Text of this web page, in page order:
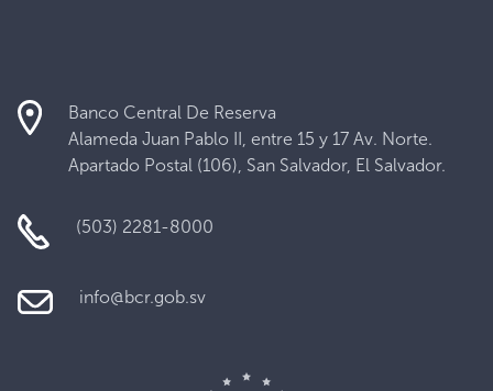
Banco Central De Reserva
Alameda Juan Pablo II, entre 15 y 17 Av. Norte.
Apartado Postal (106), San Salvador, El Salvador.
(503) 2281-8000
info@bcr.gob.sv